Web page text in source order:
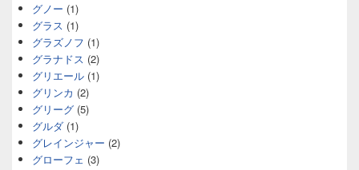
グノー (1)
グラス (1)
グラズノフ (1)
グラナドス (2)
グリエール (1)
グリンカ (2)
グリーグ (5)
グルダ (1)
グレインジャー (2)
グローフェ (3)